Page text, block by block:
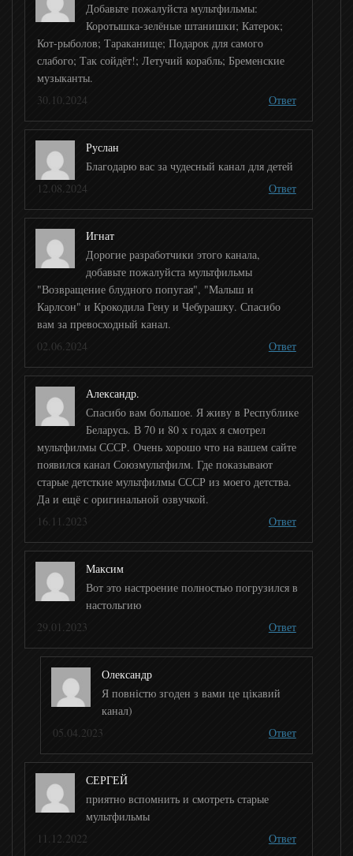
Eurosport
Eurosport 2
Setanta Sports
Сетанта Спорт Плюс
Боец ТВ
Бокс тв
КХЛ ТВ
Беларусь 5
Матч! Премьер
Спорт 1 UA
Мир Баскетбола
UDAR
XSport
30.10.2024
Добавьте пожалуйста мультфильмы:
Коротышка-зелёные штанишки; Катерок;
Кот-рыболов; Тараканище; Подарок для самого
слабого; Так сойдёт!; Летучий корабль; Бременские
музыканты.
Ответ
12.08.2024
Руслан
Благодарю вас за чудесный канал для детей
Ответ
02.06.2024
Игнат
Дорогие разработчики этого канала,
добавьте пожалуйста мультфильмы
"Возвращение блудного попугая", "Малыш и
Карлсон" и Крокодила Гену и Чебурашку. Спасибо
вам за превосходный канал.
Ответ
16.11.2023
Александр.
Спасибо вам большое. Я живу в Республике
Беларусь. В 70 и 80 х годах я смотрел
мультфилмы СССР. Очень хорошо что на вашем сайте
появился канал Союзмультфилм. Где показывают
старые детсткие мультфилмы СССР из моего детства.
Да и ещё с оригинальной озвучкой.
Ответ
29.01.2023
Максим
Вот это настроение полностью погрузился в
настольгию
Ответ
05.04.2023
Олександр
Я повністю згоден з вами це цікавий
канал)
Ответ
11.12.2022
СЕРГЕЙ
приятно вспомнить и смотреть старые
мультфильмы
Ответ